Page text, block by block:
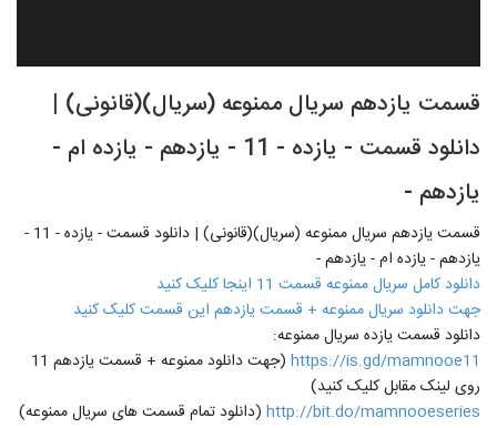
قسمت یازدهم سریال ممنوعه (سریال)(قانونی) |
دانلود قسمت - یازده - 11 - یازدهم - یازده ام -
یازدهم -
قسمت یازدهم سریال ممنوعه (سریال)(قانونی) | دانلود قسمت - یازده - 11 -
یازدهم - یازده ام - یازدهم -
دانلود کامل سریال ممنوعه قسمت 11 اینجا کلیک کنید
جهت دانلود سریال ممنوعه + قسمت یازدهم این قسمت کلیک کنید
دانلود قسمت یازده سریال ممنوعه:
https://is.gd/mamnooe11
(جهت دانلود ممنوعه + قسمت یازدهم 11
روی لینک مقابل کلیک کنید)
http://bit.do/mamnooeseries (دانلود تمام قسمت های سریال ممنوعه)